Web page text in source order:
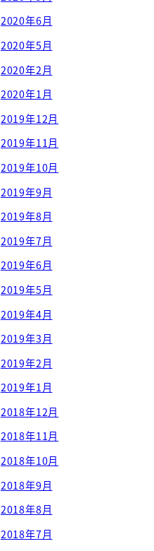
2020年6月
2020年5月
2020年2月
2020年1月
2019年12月
2019年11月
2019年10月
2019年9月
2019年8月
2019年7月
2019年6月
2019年5月
2019年4月
2019年3月
2019年2月
2019年1月
2018年12月
2018年11月
2018年10月
2018年9月
2018年8月
2018年7月